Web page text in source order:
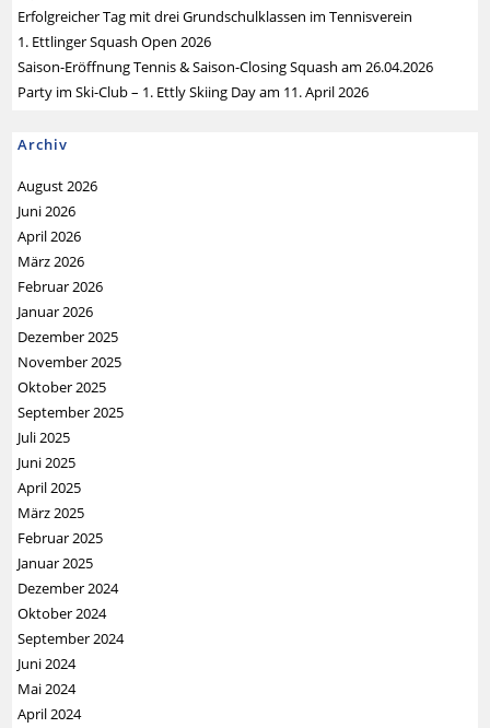
Erfolgreicher Tag mit drei Grundschulklassen im Tennisverein
1. Ettlinger Squash Open 2026
Saison-Eröffnung Tennis & Saison-Closing Squash am 26.04.2026
Party im Ski-Club – 1. Ettly Skiing Day am 11. April 2026
Archiv
August 2026
Juni 2026
April 2026
März 2026
Februar 2026
Januar 2026
Dezember 2025
November 2025
Oktober 2025
September 2025
Juli 2025
Juni 2025
April 2025
März 2025
Februar 2025
Januar 2025
Dezember 2024
Oktober 2024
September 2024
Juni 2024
Mai 2024
April 2024